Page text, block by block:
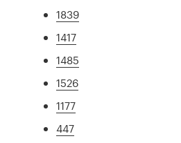
1839
1417
1485
1526
1177
447